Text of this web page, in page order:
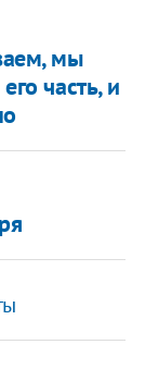
мы
часть, и